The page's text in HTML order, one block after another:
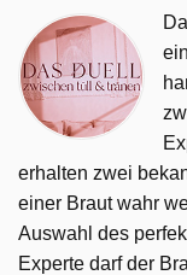
erhalten zwei
einer Braut wahr
Auswahl des
Experte darf der